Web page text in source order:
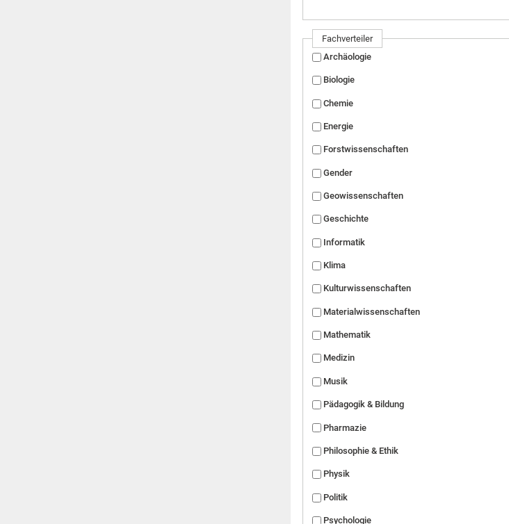
Fachverteiler
Archäologie
Biologie
Chemie
Energie
Forstwissenschaften
Gender
Geowissenschaften
Geschichte
Informatik
Klima
Kulturwissenschaften
Materialwissenschaften
Mathematik
Medizin
Musik
Pädagogik & Bildung
Pharmazie
Philosophie & Ethik
Physik
Politik
Psychologie